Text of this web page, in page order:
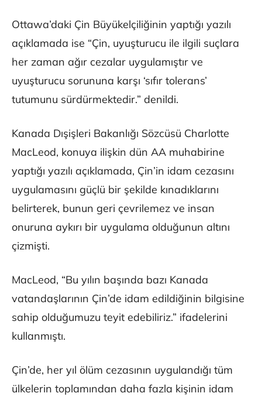
Ottawa’daki Çin Büyükelçiliğinin yaptığı yazılı
açıklamada ise “Çin, uyuşturucu ile ilgili suçlara
her zaman ağır cezalar uygulamıştır ve
uyuşturucu sorununa karşı ‘sıfır tolerans’
tutumunu sürdürmektedir.” denildi.
Kanada Dışişleri Bakanlığı Sözcüsü Charlotte
MacLeod, konuya ilişkin dün AA muhabirine
yaptığı yazılı açıklamada, Çin’in idam cezasını
uygulamasını güçlü bir şekilde kınadıklarını
belirterek, bunun geri çevrilemez ve insan
onuruna aykırı bir uygulama olduğunun altını
çizmişti.
MacLeod, “Bu yılın başında bazı Kanada
vatandaşlarının Çin’de idam edildiğinin bilgisine
sahip olduğumuzu teyit edebiliriz.” ifadelerini
kullanmıştı.
Çin’de, her yıl ölüm cezasının uygulandığı tüm
ülkelerin toplamından daha fazla kişinin idam